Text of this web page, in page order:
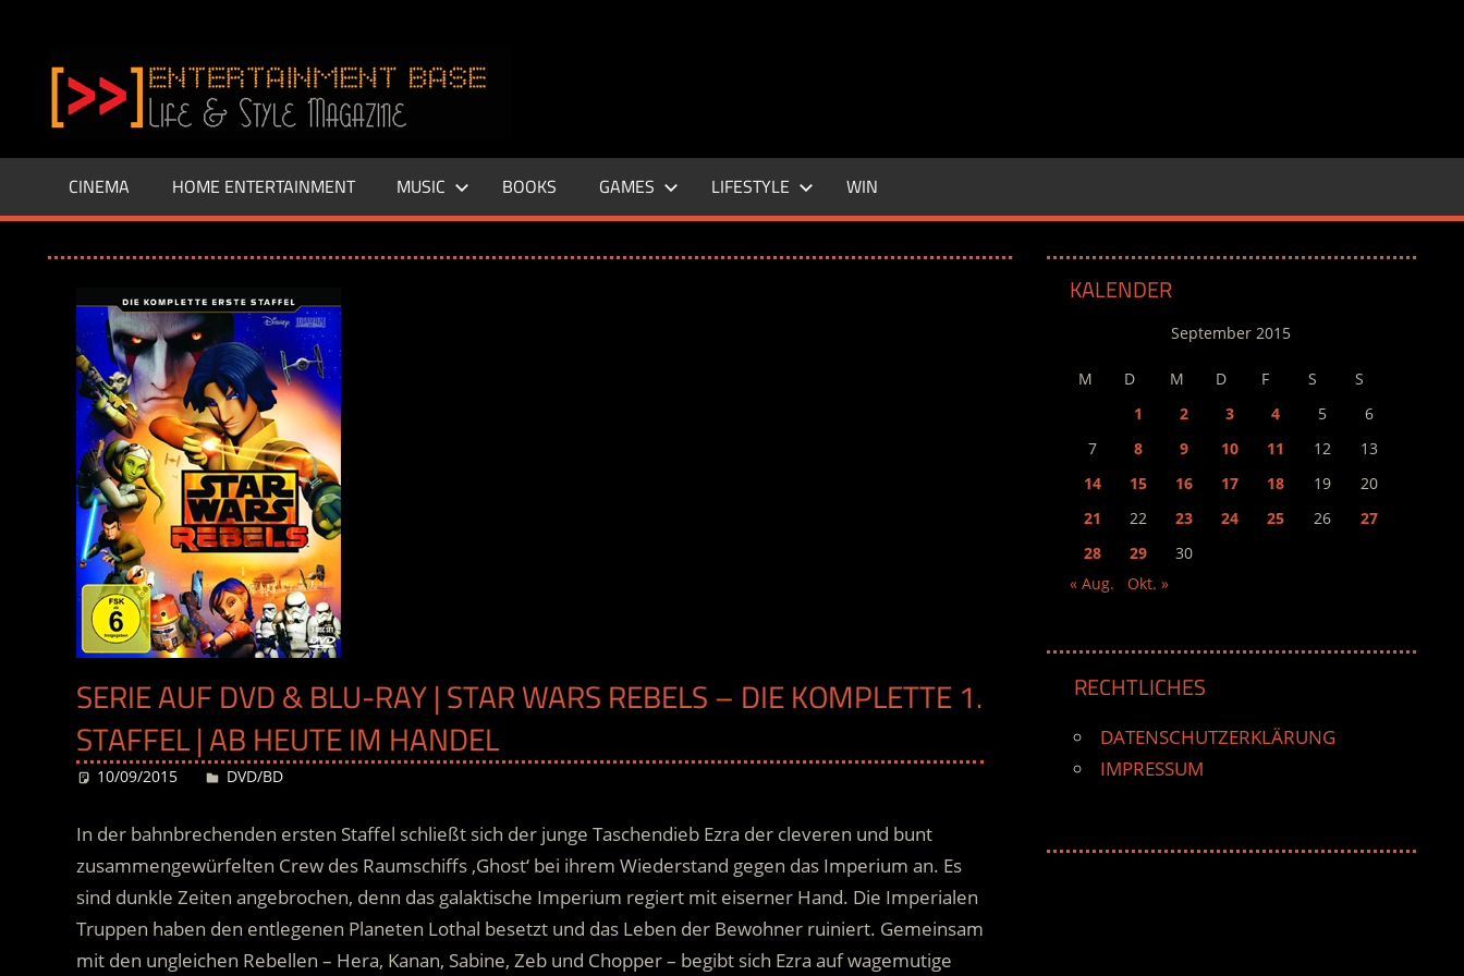
springen
–
LIFE
Base.de
CINEMA HOME ENTERTAINMENT MUSIC BOOKS GAMES LIFESTYLE WIN
SERIE AUF DVD & BLU-RAY | STAR WARS REBELS – DIE KOMPLETTE 1.
STAFFEL | AB HEUTE IM HANDEL
10/09/2015 Desiree
DVD/BD
In der bahnbrechenden ersten Staffel schließt sich der junge Taschendieb Ezra der cleveren und bunt
zusammengewürfelten Crew des Raumschiffs ‚Ghost‘ bei ihrem Wiederstand gegen das Imperium an. Es
sind dunkle Zeiten angebrochen, denn das galaktische Imperium regiert mit eiserner Hand. Die Imperialen
Truppen haben den entlegenen Planeten Lothal besetzt und das Leben der Bewohner ruiniert. Gemeinsam
mit den ungleichen Rebellen – Hera, Kanan, Sabine, Zeb und Chopper – begibt sich Ezra auf wagemutige
KALENDER
September 2015
M D M D F S
S
1
2 3 4 5
6
7
8 9 10 11 12
13
14
15 16 17 18 19
20
21
22 23 24 25 26
27
28
29
30
« Aug.
Okt. »
RECHTLICHES
DATENSCHUTZERKLÄRUNG
IMPRESSUM